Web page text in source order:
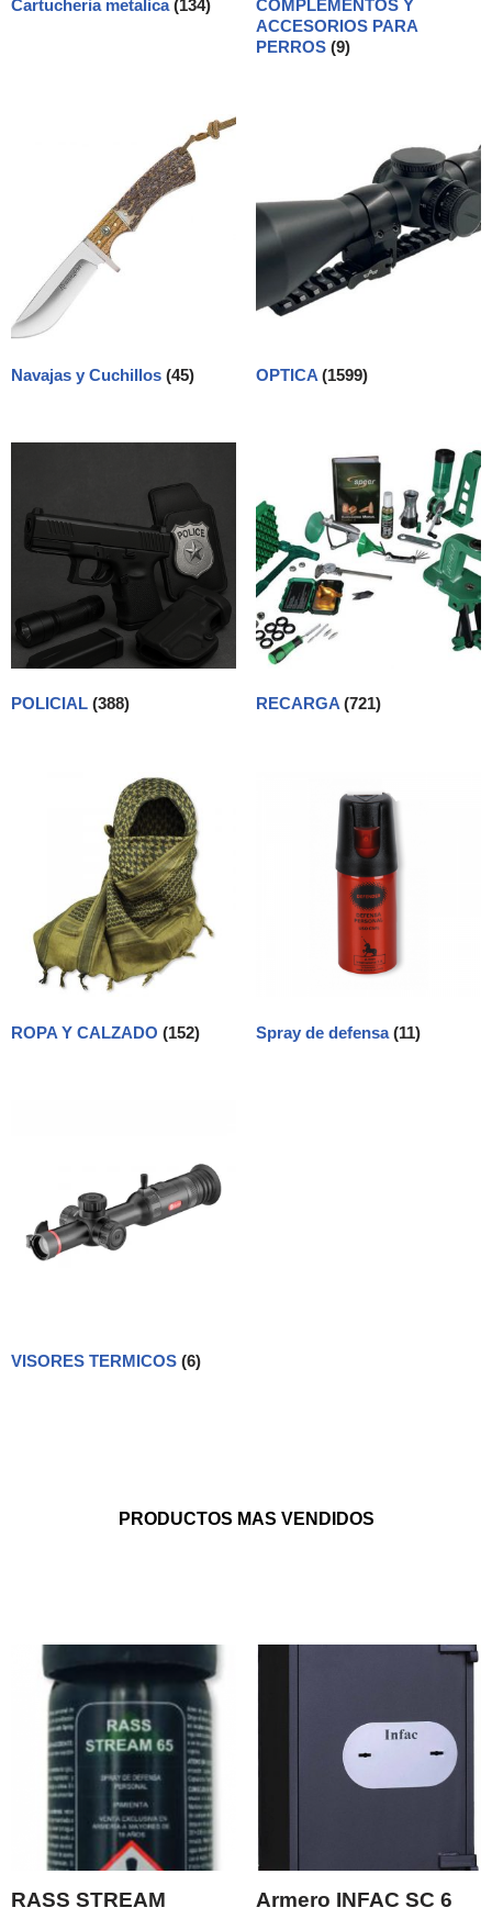
Cartucheria metalica(134)
COMPLEMENTOS Y
ACCESORIOS PARA
PERROS (9)
Navajas y Cuchillos (45) OPTICA (1599)
POLICIAL (388) RECARGA (721)
ROPA Y CALZADO (152) Spray de defensa(11)
VISORES TERMICOS (6)
PRODUCTOS MAS VENDIDOS
RASS STREAM
Armero INFAC SC 6